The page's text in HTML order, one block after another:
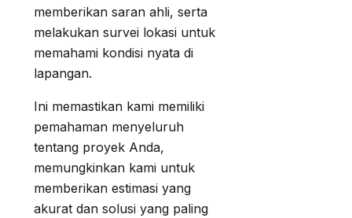
memberikan saran ahli, serta
melakukan survei lokasi untuk
memahami kondisi nyata di
lapangan.
Ini memastikan kami memiliki
pemahaman menyeluruh
tentang proyek Anda,
memungkinkan kami untuk
memberikan estimasi yang
akurat dan solusi yang paling